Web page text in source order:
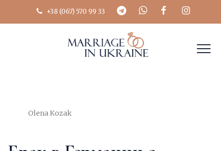
+38 (067) 570 99 33
Author
Olena Kozak